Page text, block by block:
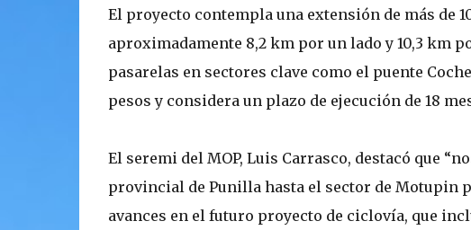
El proyecto contempla una extensión de más de
aproximadamente 8,2 km por un lado y 10,3 km
pasarelas en sectores clave como el puente
pesos y considera un plazo de ejecución de 18
El seremi del MOP, Luis Carrasco, destacó que
provincial de Punilla hasta el sector de Motupin
avances en el futuro proyecto de ciclovía, que